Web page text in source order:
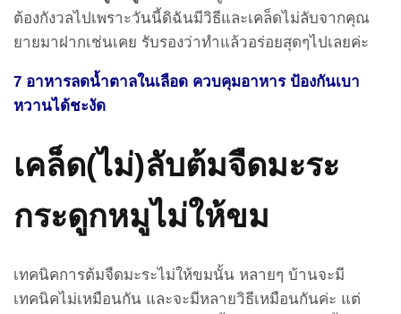
ต้องกังวลไปเพราะวันนี้ดิฉันมีวิธีและเคล็ดไม่ลับจากคุณ
ยายมาฝากเช่นเคย รับรองว่าทำแล้วอร่อยสุดๆไปเลยค่ะ
7 อาหารลดน้ำตาลในเลือด ควบคุมอาหาร ป้องกันเบา
หวานได้ชะงัด
เคล็ด(ไม่)ลับต้มจืดมะระ
กระดูกหมูไม่ให้ขม
เทคนิคการต้มจืดมะระไม่ให้ขมนั้น หลายๆ บ้านจะมี
เทคนิคไม่เหมือนกัน และจะมีหลายวิธีเหมือนกันค่ะ แต่